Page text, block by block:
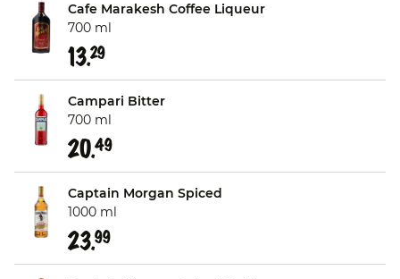
Cafe Marakesh Coffee Liqueur
700 ml
13.29
Campari Bitter
700 ml
20.49
Captain Morgan Spiced
1000 ml
23.99